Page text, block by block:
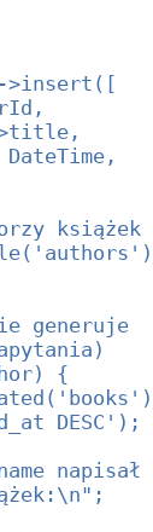
>insert([
>title,
książek
generuje
{
DESC');
napisał